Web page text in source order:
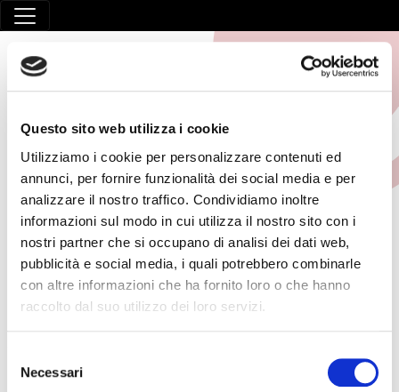
Questo sito web utilizza i cookie
Utilizziamo i cookie per personalizzare contenuti ed
annunci, per fornire funzionalità dei social media e per
analizzare il nostro traffico. Condividiamo inoltre
informazioni sul modo in cui utilizza il nostro sito con i
nostri partner che si occupano di analisi dei dati web,
pubblicità e social media, i quali potrebbero combinarle
con altre informazioni che ha fornito loro o che hanno
raccolto dal suo utilizzo dei loro servizi.
delNecessari
SICUREZZA
HOME/SICUREZZA
16 Maggio 2025
PES PAV per lavori elettrici sotto tensione norma CEI
Introduzione Il corso PES/PAV si rivolge a chi opera su